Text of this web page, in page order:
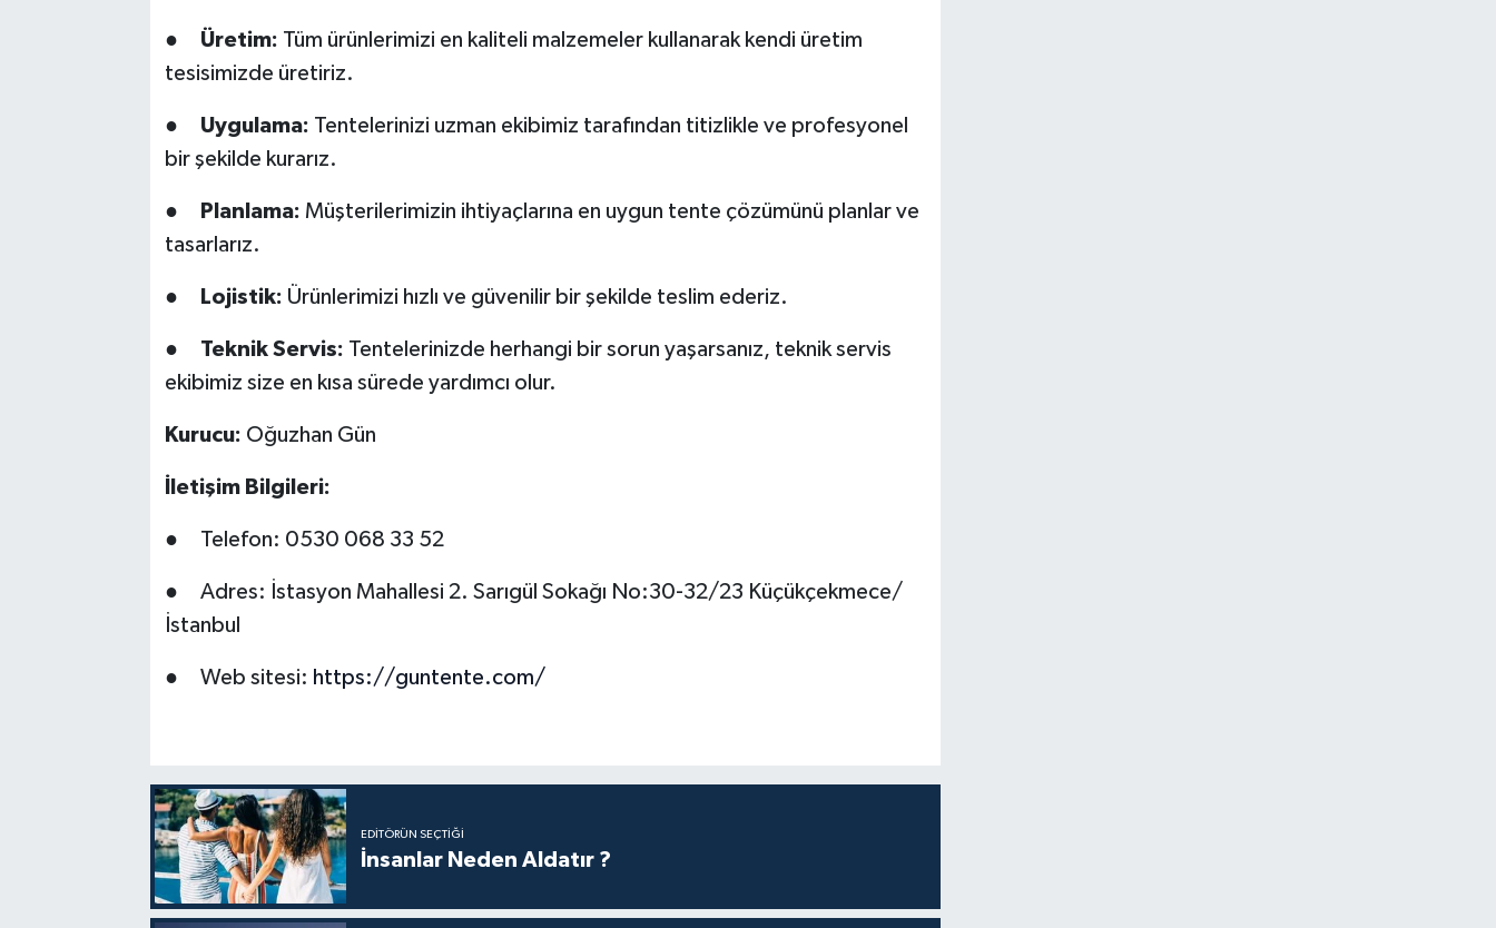
● Üretim: Tüm ürünlerimizi en kaliteli malzemeler kullanarak kendi üretim
tesisimizde üretiriz.
● Uygulama: Tentelerinizi uzman ekibimiz tarafından titizlikle ve profesyonel
bir şekilde kurarız.
● Planlama: Müşterilerimizin ihtiyaçlarına en uygun tente çözümünü planlar ve
tasarlarız.
● Lojistik: Ürünlerimizi hızlı ve güvenilir bir şekilde teslim ederiz.
● Teknik Servis: Tentelerinizde herhangi bir sorun yaşarsanız, teknik servis
ekibimiz size en kısa sürede yardımcı olur.
Kurucu: Oğuzhan Gün
İletişim Bilgileri:
● Telefon: 0530 068 33 52
● Adres: İstasyon Mahallesi 2. Sarıgül Sokağı No:30-32/23 Küçükçekmece/
İstanbul
● Web sitesi: https://guntente.com/
EDITÖRÜN SEÇTIĞI
İnsanlar Neden Aldatır ?